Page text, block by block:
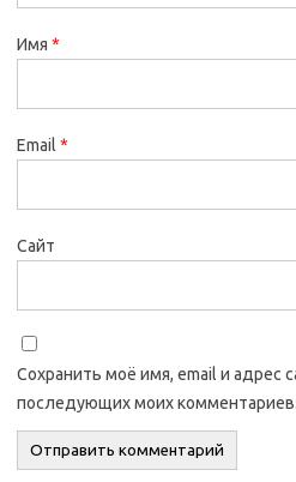
Имя *
Email *
Сайт
Сохранить моё имя, email и адрес
последующих моих комментариев.